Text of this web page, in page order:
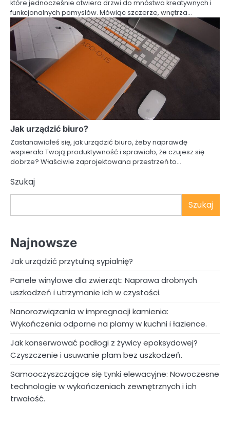
które jednocześnie otwiera drzwi do mnóstwa kreatywnych i
funkcjonalnych pomysłów. Mówiąc szczerze, wnętrza…
Jak urządzić biuro?
Zastanawiałeś się, jak urządzić biuro, żeby naprawdę
wspierało Twoją produktywność i sprawiało, że czujesz się
dobrze? Właściwie zaprojektowana przestrzeń to…
Szukaj
Szukaj
Najnowsze
Jak urządzić przytulną sypialnię?
Panele winylowe dla zwierząt: Naprawa drobnych
uszkodzeń i utrzymanie ich w czystości.
Nanorozwiązania w impregnacji kamienia:
Wykończenia odporne na plamy w kuchni i łazience.
Jak konserwować podłogi z żywicy epoksydowej?
Czyszczenie i usuwanie plam bez uszkodzeń.
Samooczyszczające się tynki elewacyjne: Nowoczesne
technologie w wykończeniach zewnętrznych i ich
trwałość.